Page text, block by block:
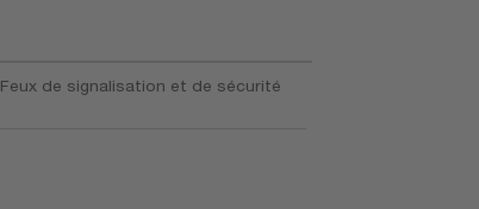
Feux de signalisation et de sécurité